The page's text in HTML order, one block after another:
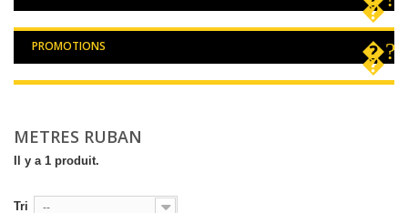
PROMOTIONS
METRES RUBAN
Il y a 1 produit.
Tri --